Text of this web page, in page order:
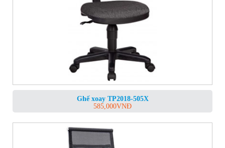
Ghế xoay TP2018-505X
585,000VNĐ